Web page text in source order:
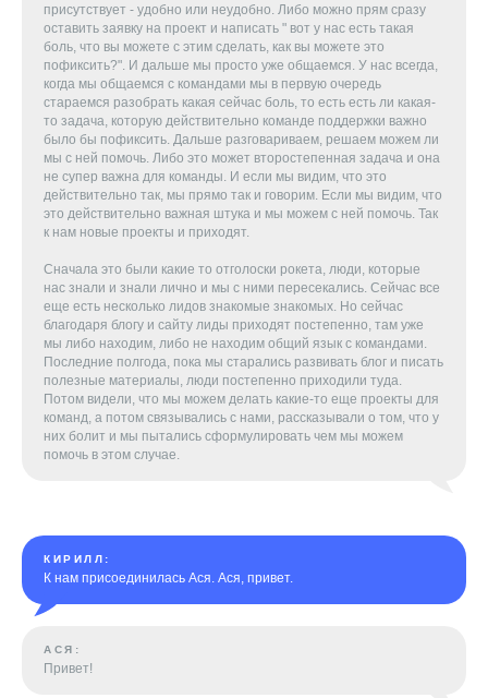
присутствует - удобно или неудобно. Либо можно прям сразу
оставить заявку на проект и написать " вот у нас есть такая
боль, что вы можете с этим сделать, как вы можете это
пофиксить?". И дальше мы просто уже общаемся. У нас всегда,
когда мы общаемся с командами мы в первую очередь
стараемся разобрать какая сейчас боль, то есть есть ли какая-
то задача, которую действительно команде поддержки важно
было бы пофиксить. Дальше разговариваем, решаем можем ли
мы с ней помочь. Либо это может второстепенная задача и она
не супер важна для команды. И если мы видим, что это
действительно так, мы прямо так и говорим. Если мы видим, что
это действительно важная штука и мы можем с ней помочь. Так
к нам новые проекты и приходят.
Сначала это были какие то отголоски рокета, люди, которые
нас знали и знали лично и мы с ними пересекались. Сейчас все
еще есть несколько лидов знакомые знакомых. Но сейчас
благодаря блогу и сайту лиды приходят постепенно, там уже
мы либо находим, либо не находим общий язык с командами.
Последние полгода, пока мы старались развивать блог и писать
полезные материалы, люди постепенно приходили туда.
Потом видели, что мы можем делать какие-то еще проекты для
команд, а потом связывались с нами, рассказывали о том, что у
них болит и мы пытались сформулировать чем мы можем
помочь в этом случае.
КИРИЛЛ:
К нам присоединилась Ася. Ася, привет.
АСЯ:
Привет!